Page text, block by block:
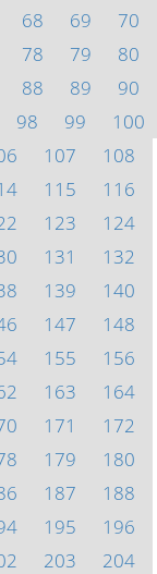
68 69
70
78 79
80
88 89
90
98 99
100
107
108
115
116
123
124
131
132
139
140
147
148
155
156
163
164
171
172
179
180
187
188
195
196
203
204